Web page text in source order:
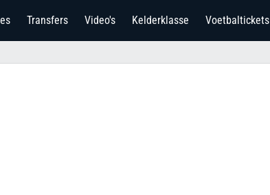
Transfers Video's Kelderklasse Voetbaltickets